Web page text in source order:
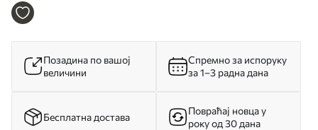
Позадина по вашој
величини
Спремно за испоруку
за 1–3 радна дана
Бесплатна достава
Повраћај новца у
року од 30 дана